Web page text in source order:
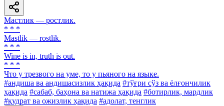
Мастлик — ростлик.
* * *
Mastlik — rostlik.
* * *
Wine is in, truth is out.
* * *
Что у трезвого на уме, то у пьяного на языке.
#андиша ва андишасизлик ҳақида #тўғри сўз ва ёлғончилик
ҳақида #сабаб, баҳона ва натижа ҳақида #ботирлик, мардлик
#қудрат ва ожизлик ҳақида #адолат, тенглик